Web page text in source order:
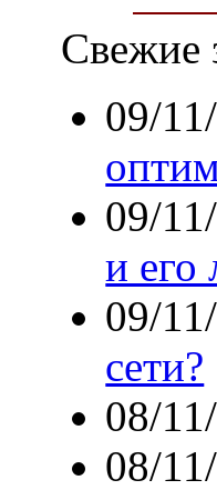
Свежие
09/
09/
и его
09/
сети?
08/
08/